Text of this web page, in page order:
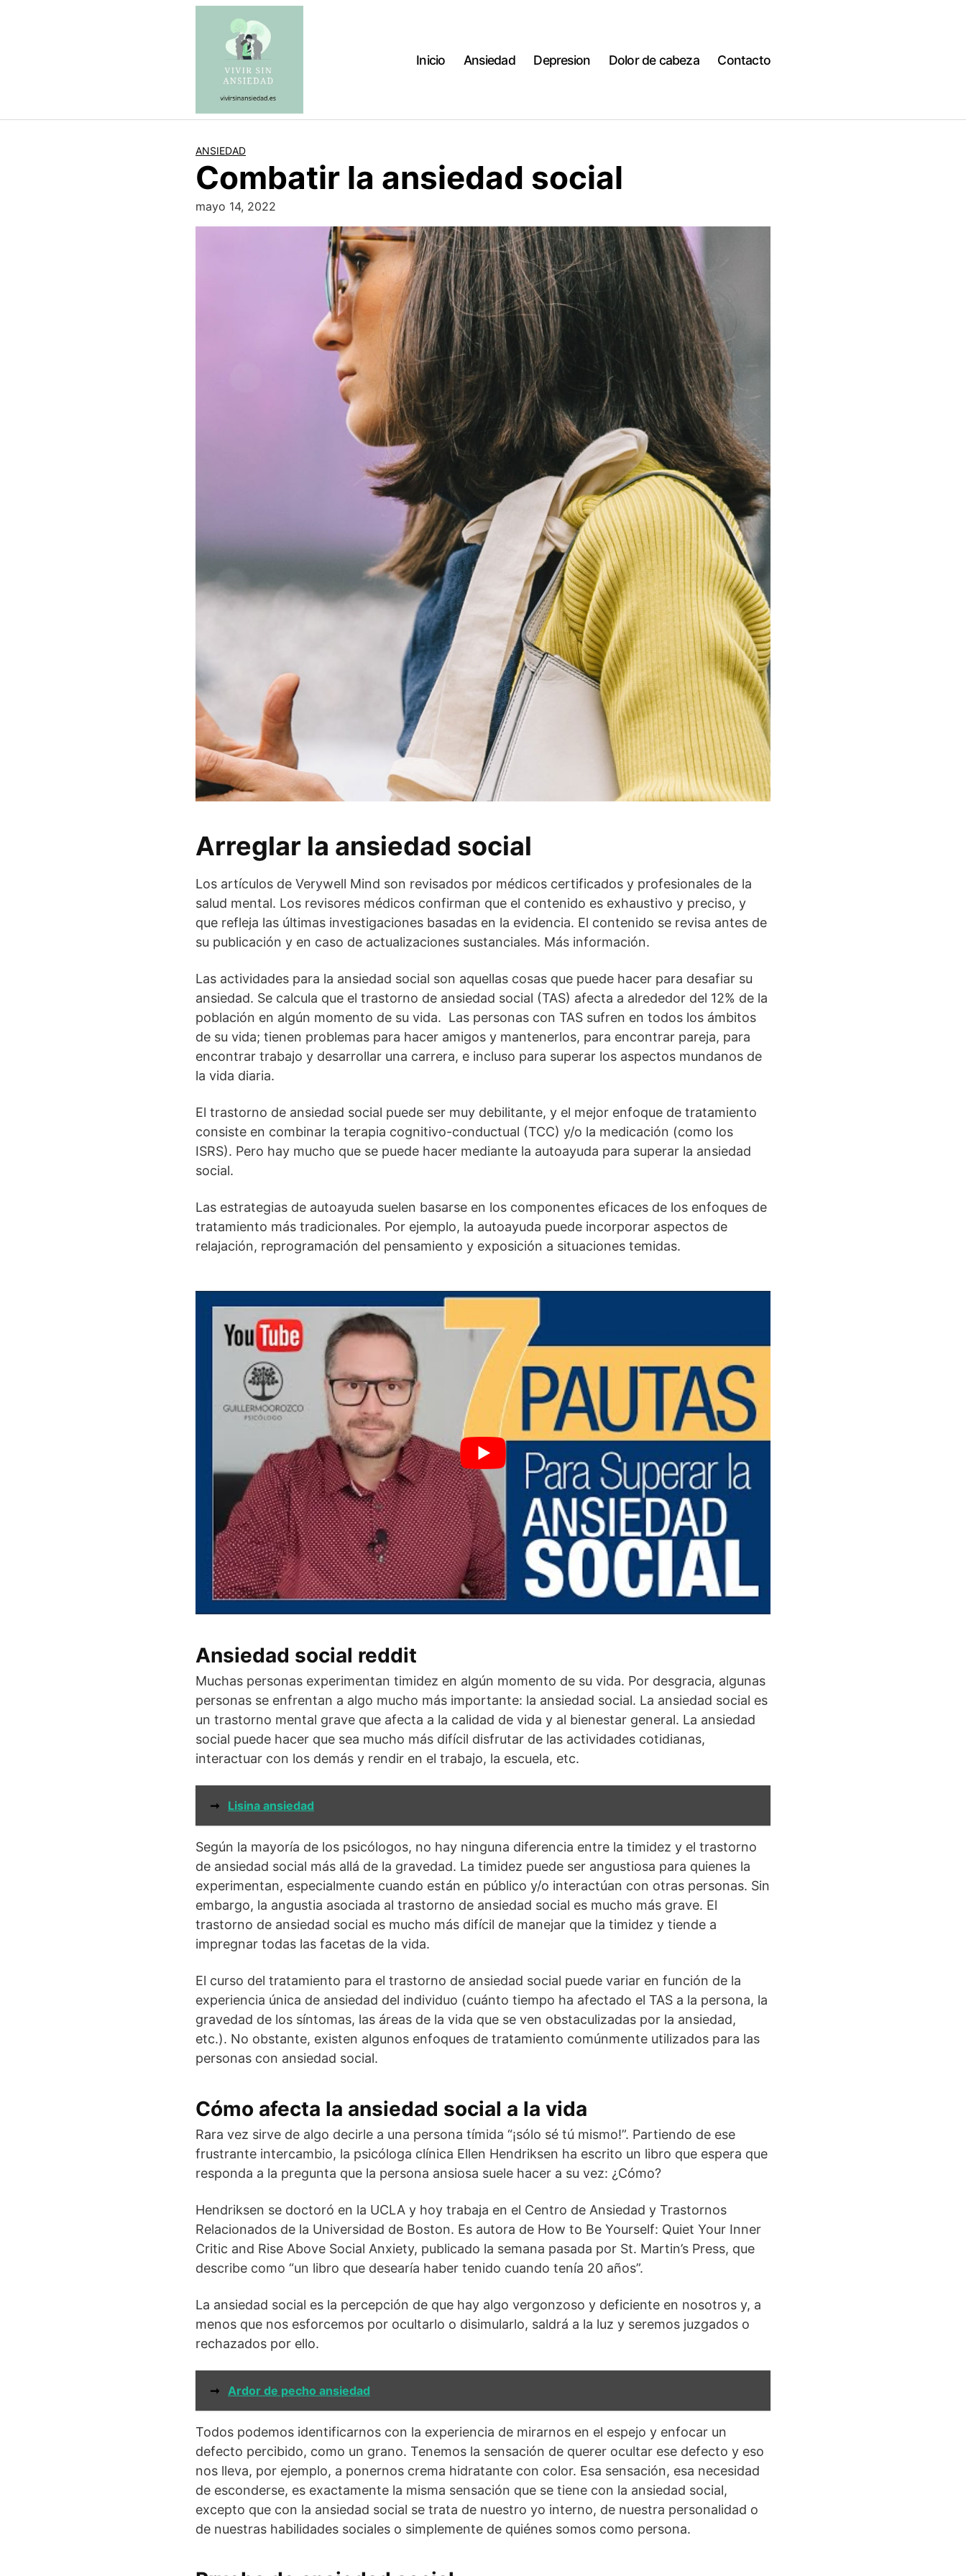
Inicio Ansiedad Depresion Dolor de cabeza Contacto
ANSIEDAD
Combatir la ansiedad social
mayo 14, 2022
Arreglar la ansiedad social
Los artículos de Verywell Mind son revisados por médicos certificados y profesionales de la
salud mental. Los revisores médicos confirman que el contenido es exhaustivo y preciso, y
que refleja las últimas investigaciones basadas en la evidencia. El contenido se revisa antes de
su publicación y en caso de actualizaciones sustanciales. Más información.
Las actividades para la ansiedad social son aquellas cosas que puede hacer para desafiar su
ansiedad. Se calcula que el trastorno de ansiedad social (TAS) afecta a alrededor del 12% de la
población en algún momento de su vida. Las personas con TAS sufren en todos los ámbitos
de su vida; tienen problemas para hacer amigos y mantenerlos, para encontrar pareja, para
encontrar trabajo y desarrollar una carrera, e incluso para superar los aspectos mundanos de
la vida diaria.
El trastorno de ansiedad social puede ser muy debilitante, y el mejor enfoque de tratamiento
consiste en combinar la terapia cognitivo-conductual (TCC) y/o la medicación (como los
ISRS). Pero hay mucho que se puede hacer mediante la autoayuda para superar la ansiedad
social.
Las estrategias de autoayuda suelen basarse en los componentes eficaces de los enfoques de
tratamiento más tradicionales. Por ejemplo, la autoayuda puede incorporar aspectos de
relajación, reprogramación del pensamiento y exposición a situaciones temidas.
Ansiedad social reddit
Muchas personas experimentan timidez en algún momento de su vida. Por desgracia, algunas
personas se enfrentan a algo mucho más importante: la ansiedad social. La ansiedad social es
un trastorno mental grave que afecta a la calidad de vida y al bienestar general. La ansiedad
social puede hacer que sea mucho más difícil disfrutar de las actividades cotidianas,
interactuar con los demás y rendir en el trabajo, la escuela, etc.
➞ Lisina ansiedad
Según la mayoría de los psicólogos, no hay ninguna diferencia entre la timidez y el trastorno
de ansiedad social más allá de la gravedad. La timidez puede ser angustiosa para quienes la
experimentan, especialmente cuando están en público y/o interactúan con otras personas. Sin
embargo, la angustia asociada al trastorno de ansiedad social es mucho más grave. El
trastorno de ansiedad social es mucho más difícil de manejar que la timidez y tiende a
impregnar todas las facetas de la vida.
El curso del tratamiento para el trastorno de ansiedad social puede variar en función de la
experiencia única de ansiedad del individuo (cuánto tiempo ha afectado el TAS a la persona, la
gravedad de los síntomas, las áreas de la vida que se ven obstaculizadas por la ansiedad,
etc.). No obstante, existen algunos enfoques de tratamiento comúnmente utilizados para las
personas con ansiedad social.
Cómo afecta la ansiedad social a la vida
Rara vez sirve de algo decirle a una persona tímida “¡sólo sé tú mismo!”. Partiendo de ese
frustrante intercambio, la psicóloga clínica Ellen Hendriksen ha escrito un libro que espera que
responda a la pregunta que la persona ansiosa suele hacer a su vez: ¿Cómo?
Hendriksen se doctoró en la UCLA y hoy trabaja en el Centro de Ansiedad y Trastornos
Relacionados de la Universidad de Boston. Es autora de How to Be Yourself: Quiet Your Inner
Critic and Rise Above Social Anxiety, publicado la semana pasada por St. Martin’s Press, que
describe como “un libro que desearía haber tenido cuando tenía 20 años”.
La ansiedad social es la percepción de que hay algo vergonzoso y deficiente en nosotros y, a
menos que nos esforcemos por ocultarlo o disimularlo, saldrá a la luz y seremos juzgados o
rechazados por ello.
➞ Ardor de pecho ansiedad
Todos podemos identificarnos con la experiencia de mirarnos en el espejo y enfocar un
defecto percibido, como un grano. Tenemos la sensación de querer ocultar ese defecto y eso
nos lleva, por ejemplo, a ponernos crema hidratante con color. Esa sensación, esa necesidad
de esconderse, es exactamente la misma sensación que se tiene con la ansiedad social,
excepto que con la ansiedad social se trata de nuestro yo interno, de nuestra personalidad o
de nuestras habilidades sociales o simplemente de quiénes somos como persona.